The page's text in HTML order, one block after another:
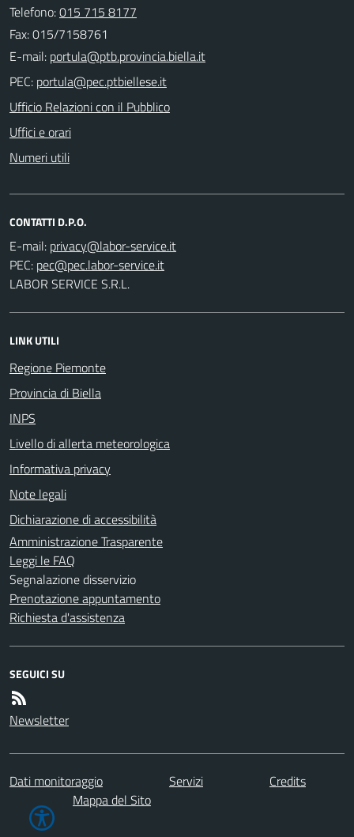
Telefono:015 715 8177
Fax: 015/7158761
E-mail:
PEC:
Ufficio Relazioni con il Pubblico
Uffici e orari
Numeri utili
CONTATTI D.P.O.
E-mail:
PEC:
LABOR SERVICE S.R.L.
LINK UTILI
Regione Piemonte
Provincia di Biella
INPS
Livello di allerta meteorologica
Informativa privacy
Note legali
Dichiarazione di accessibilità
Amministrazione Trasparente
Leggi le FAQ
Segnalazione disservizio
Prenotazione appuntamento
Richiesta d'assistenza
SEGUICI SU
Newsletter
Dati monitoraggio Servizi
Credits
Mappa del Sito